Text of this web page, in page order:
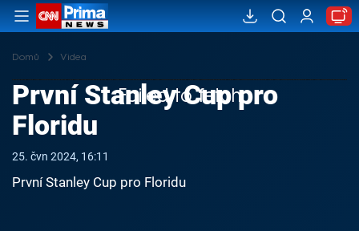
Domů Videa
Failed to fetch
První Stanley Cup pro
Floridu
25. čvn 2024, 16:11
První Stanley Cup pro Floridu